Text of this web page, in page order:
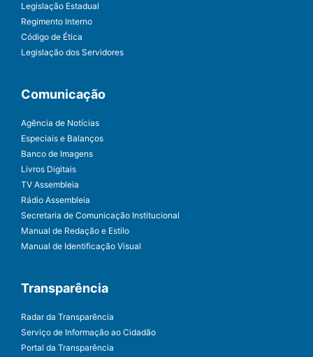
Legislação Estadual
Regimento Interno
Código de Ética
Legislação dos Servidores
Comunicação
Agência de Notícias
Especiais e Balanços
Banco de Imagens
Livros Digitais
TV Assembleia
Rádio Assembleia
Secretaria de Comunicação Institucional
Manual de Redação e Estilo
Manual de Identificação Visual
Transparência
Radar da Transparência
Serviço de Informação ao Cidadão
Portal da Transparência